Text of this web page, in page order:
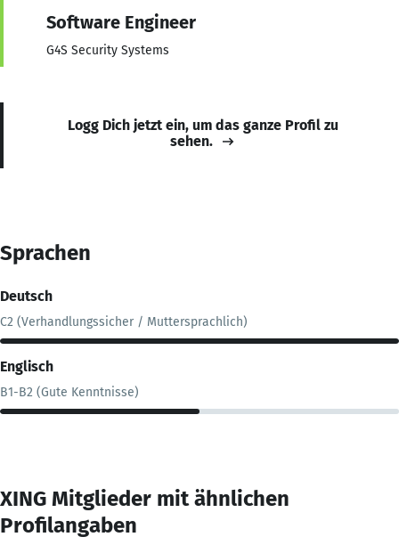
Software Engineer
G4S Security Systems
Logg Dich jetzt ein, um das ganze Profil zu
sehen.
Sprachen
Deutsch
C2 (Verhandlungssicher / Muttersprachlich)
Englisch
B1-B2 (Gute Kenntnisse)
XING Mitglieder mit ähnlichen
Profilangaben